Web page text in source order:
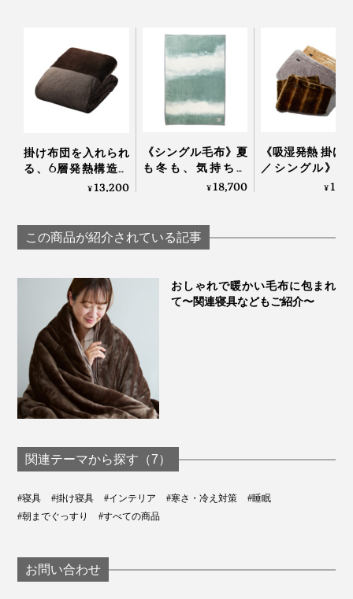
グレーの光の反射率は18％で、人間の肌や青空や雲、緑
の木々、あらゆる自然物の光の反射率も同じく平均
私たちが自然を眺める時、目は、力みのないリラックス
状態にありますが、『SERENE』のグレーを見る時
も、同じように目が安らいでいると言えるでしょう。ま
さに、癒しのグレーです。
掛け布団を入れられ
る、6層発熱構造の
「オールインワン毛
¥13,200
《シングル毛布》夏
も冬も、気持ちい
い！綿毛布の自然な
SPOOL）
¥18,700
《吸湿発熱 掛け
／シングル》1
5℃アップ！ 軽
¥
この商品が紹介されている記事
おしゃれで暖かい毛布に包まれ
て〜関連寝具などもご紹介〜
関連テーマから探す（7）
#寝具 #掛け寝具 #インテリア #寒さ・冷え対策
#睡眠
#朝までぐっすり
#すべての商品
お問い合わせ